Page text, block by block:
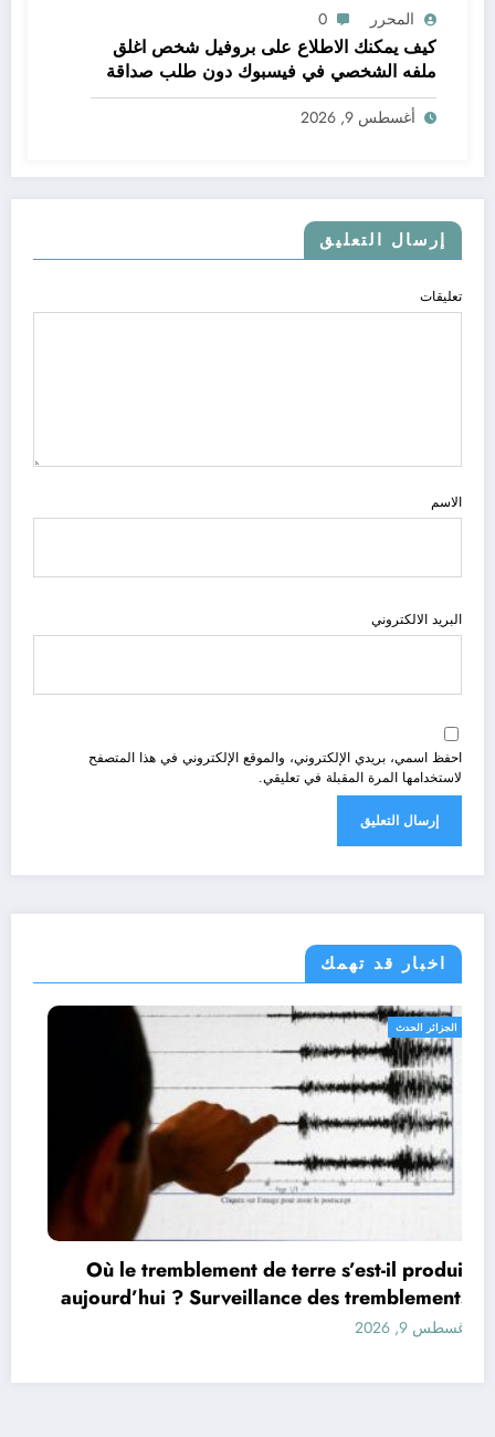
المحرر 0
كيف يمكنك الاطلاع على بروفيل شخص اغلق
ملفه الشخصي في فيسبوك دون طلب صداقة
.. الاطلاع على محتوى صفحة شخص اغلق ملفه
الشخصي في فيسبوك دون طلب صداقة
أغسطس 9, 2026
إرسال التعليق
تعليقات
الاسم
البريد الالكتروني
احفظ اسمي، بريدي الإلكتروني، والموقع الإلكتروني في هذا المتصفح
لاستخدامها المرة المقبلة في تعليقي.
اخبار قد تهمك
الجزائر الحدث
Où le tremblement de terre s’est-il produit
aujourd’hui ? Surveillance des tremblements
de terre dans le monde&
أغسطس 9, 2026